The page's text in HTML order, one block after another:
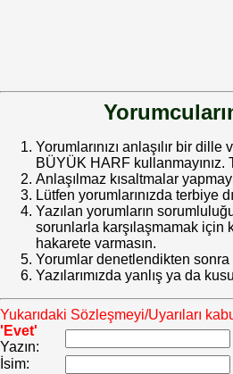
Yorumlarınızı anlaşılır bir
BÜYÜK HARF kullanmayınız.
Anlaşılmaz kısaltmalar
Lütfen yorumlarınızda terbiye
Yazılan yorumların
sorunlarla karşılaşmamak
hakarete varmasın.
Yorumlar denetlendikten sonra
Yazılarımızda yanlış ya da
Yukarıdaki Sözleşmeyi/Uyarıları
'Evet'
Yazın:
İsim: